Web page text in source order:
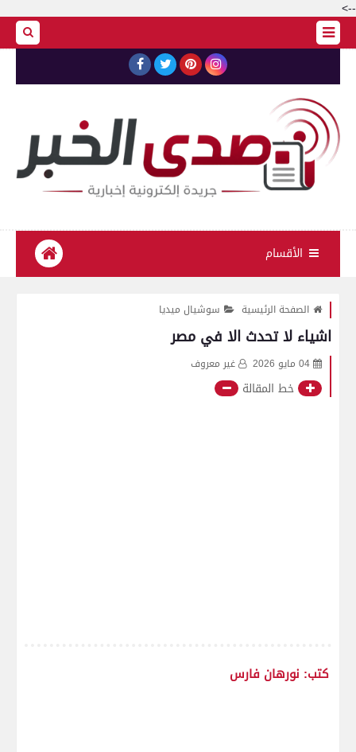
-->
الأقسام
الصفحة الرئيسية سوشيال ميديا
اشياء لا تحدث الا في مصر
04 مايو 2026 غير معروف
خط المقالة
كتب: نورهان فارس